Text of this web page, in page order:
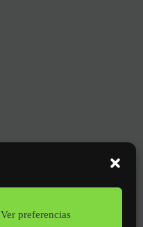
Ver preferencias